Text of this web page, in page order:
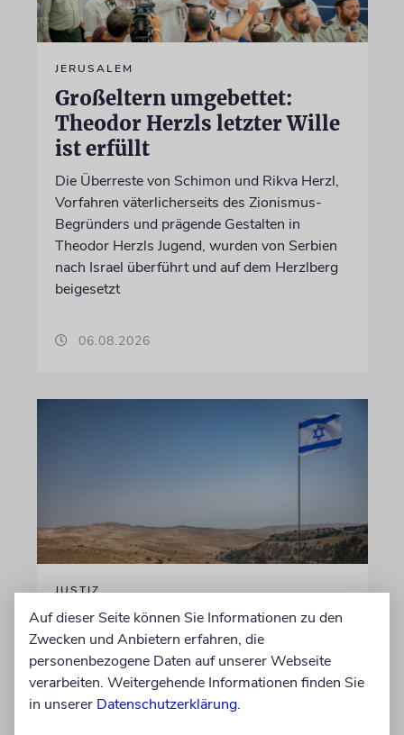
JERUSALEM
Großeltern umgebettet:
Theodor Herzls letzter Wille
ist erfüllt
Die Überreste von Schimon und Rikva Herzl,
Vorfahren väterlicherseits des Zionismus-
Begründers und prägende Gestalten in
Theodor Herzls Jugend, wurden von Serbien
nach Israel überführt und auf dem Herzlberg
beigesetzt
06.08.2026
JUSTIZ
Israelischer Siedler wegen
Tötung eines Palästinensers
angeklagt
Der getötete Aktivist setzte sich gegen
Auf dieser Seite können Sie Informationen zu den
Zwecken und Anbietern erfahren, die
personenbezogene Daten auf unserer Webseite
verarbeiten. Weitergehende Informationen finden Sie
in unserer Datenschutzerklärung.